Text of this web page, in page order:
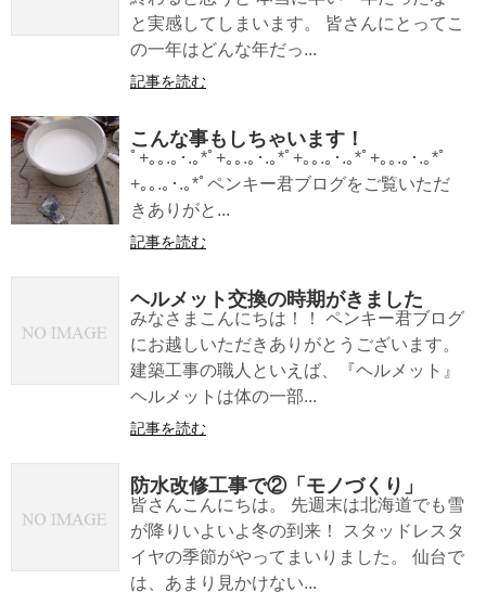
と実感してしまいます。 皆さんにとってこ
の一年はどんな年だっ...
記事を読む
こんな事もしちゃいます！
ﾟ+｡｡.｡･.｡*ﾟ+｡｡.｡･.｡*ﾟ+｡｡.｡･.｡*ﾟ+｡｡.｡･.｡*ﾟ
+｡｡.｡･.｡*ﾟペンキー君ブログをご覧いただ
きありがと...
記事を読む
ヘルメット交換の時期がきました
みなさまこんにちは！！ ペンキー君ブログ
にお越しいただきありがとうございます。
建築工事の職人といえば、『ヘルメット』
ヘルメットは体の一部...
記事を読む
防水改修工事で②「モノづくり」
皆さんこんにちは。 先週末は北海道でも雪
が降りいよいよ冬の到来！ スタッドレスタ
イヤの季節がやってまいりました。 仙台で
は、あまり見かけない...